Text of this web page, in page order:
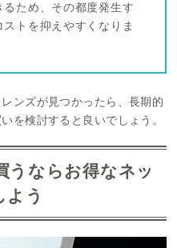
ため、その都度発生す
トを抑えやすくなりま
ンズが見つかったら、長期的
を検討すると良いでしょう。
うならお得なネッ
よう